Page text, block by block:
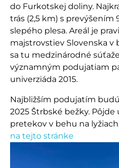
do Furkotskej doliny.
trás (2,5 km) s prevýšením
slepého plesa. Areál je
majstrovstiev Slovenska v
sa tu medzinárodné
významným podujatiam
univerziáda 2015.
Najbližším podujatím
2025 Štrbské bežky. Pôjde
pretekov v behu na
na tejto stránke